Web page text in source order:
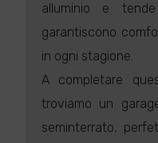
alluminio e
garantiscono
in ogni stagione.
A completare
troviamo un
seminterrato,